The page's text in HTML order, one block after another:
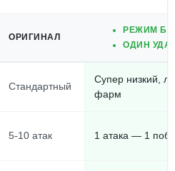
ОРИГИНАЛ
РЕЖИМ
ОДИН
Стандартный
Супер низкий,
фарм
5-10 атак 1 атака — 1